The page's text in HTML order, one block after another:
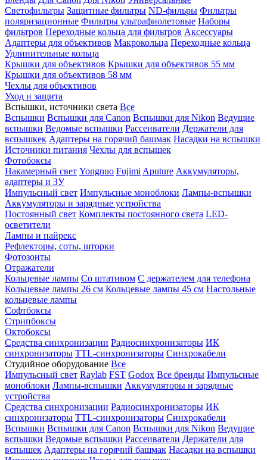
Светофильтры Защитные фильтры ND-фильры Фильтры
поляризационные Фильтры ультрафиолетовые Наборы
фильтров Переходные кольца для фильтров Аксессуары
Адаптеры для объективов Макрокольца Переходные кольца
Удлинительные кольца
Крышки для объективов Крышки для объективов 55 мм
Крышки для объективов 58 мм
Чехлы для объективов
Уход и защита
Вспышки, источники света Все
Вспышки Вспышки для Canon Вспышки для Nikon Ведущие
вспышки Ведомые вспышки Рассеиватели Держатели для
вспышкек Адаптеры на горячий башмак Насадки на вспышки
Источники питания Чехлы для вспышек
Фотобоксы
Накамерный свет Yongnuo Fujimi Aputure Аккумуляторы,
адаптеры и ЗУ
Импульсный свет Импульсные моноблоки Лампы-вспышки
Аккумуляторы и зарядные устройства
Постоянный свет Комплекты постоянного света LED-
осветители
Лампы и пайрекс
Рефлекторы, соты, шторки
Фотозонты
Отражатели
Кольцевые лампы Со штативом С держателем для телефона
Кольцевые лампы 26 см Кольцевые лампы 45 см Настольные
кольцевые лампы
Софтбоксы
Стрипбоксы
Октобоксы
Средства синхронизации Радиосинхронизаторы ИК
синхронизаторы TTL-синхронизаторы Синхрокабели
Студийное оборудование Все
Импульсный свет Raylab FST Godox Все бренды Импульсные
моноблоки Лампы-вспышки Аккумуляторы и зарядные
устройства
Средства синхронизации Радиосинхронизаторы ИК
синхронизаторы TTL-синхронизаторы Синхрокабели
Вспышки Вспышки для Canon Вспышки для Nikon Ведущие
вспышки Ведомые вспышки Рассеиватели Держатели для
вспышек Адаптеры на горячий башмак Насадки на вспышки